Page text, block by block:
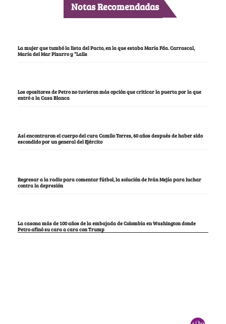
Notas Recomendadas
La mujer que tumbó la lista del Pacto, en la que estaba María Fda. Carrascal,
María del Mar Pizarro y “Lalis
Los opositores de Petro no tuvieron más opción que criticar la puerta por la que
entró a la Casa Blanca
Así encontraron el cuerpo del cura Camilo Torres, 60 años después de haber sido
escondido por un general del Ejército
Regresar a la radio para comentar fútbol, la solución de Iván Mejía para luchar
contra la depresión
La casona más de 100 años de la embajada de Colombia en Washington donde
Petro afinó su cara a cara con Trump